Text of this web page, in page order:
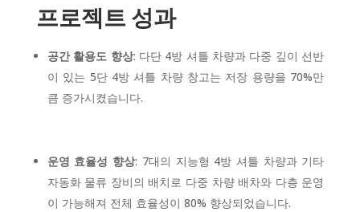
프로젝트 성과
공간 활용도 향상: 다단 4방 셔틀 차량과 다중 깊이 선반
이 있는 5단 4방 셔틀 차량 창고는 저장 용량을 70%만
큼 증가시켰습니다.
운영 효율성 향상: 7대의 지능형 4방 셔틀 차량과 기타
자동화 물류 장비의 배치로 다중 차량 배차와 다층 운영
이 가능해져 전체 효율성이 80% 향상되었습니다.